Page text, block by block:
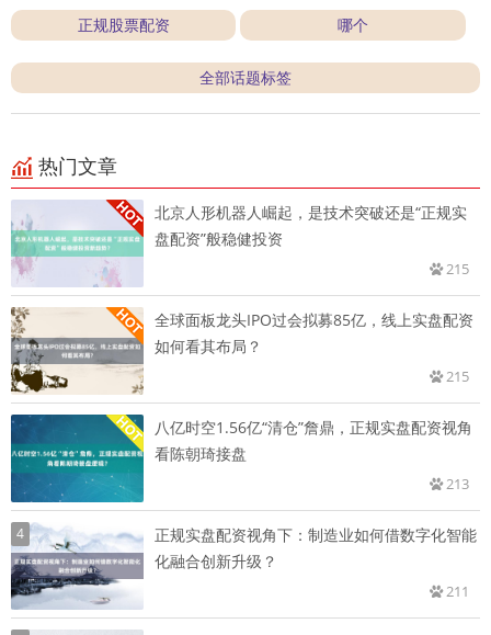
正规股票配资 哪个
全部话题标签
热门文章
北京人形机器人崛起，是技术突破还是“正规实
盘配资”般稳健投资
215
全球面板龙头IPO过会拟募85亿，线上实盘配资
如何看其布局？
215
八亿时空1.56亿“清仓”詹鼎，正规实盘配资视角
看陈朝琦接盘
213
4
正规实盘配资视角下：制造业如何借数字化智能
化融合创新升级？
211